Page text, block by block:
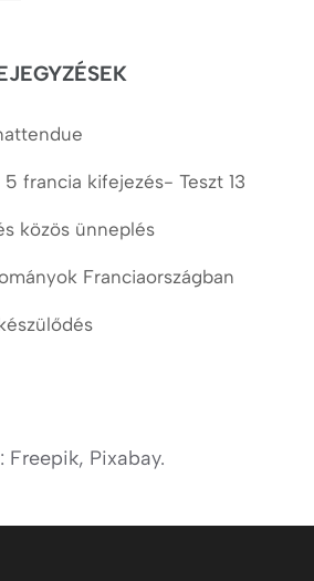
francia kifejezés- Teszt 13
közös ünneplés
Franciaországban
Freepik, Pixabay.